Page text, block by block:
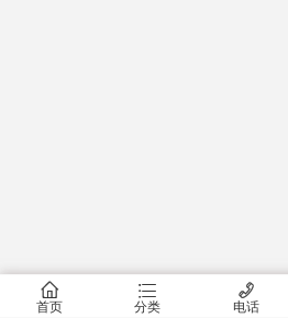
󰂠
首页
󰂦
分类
󰄫
电话